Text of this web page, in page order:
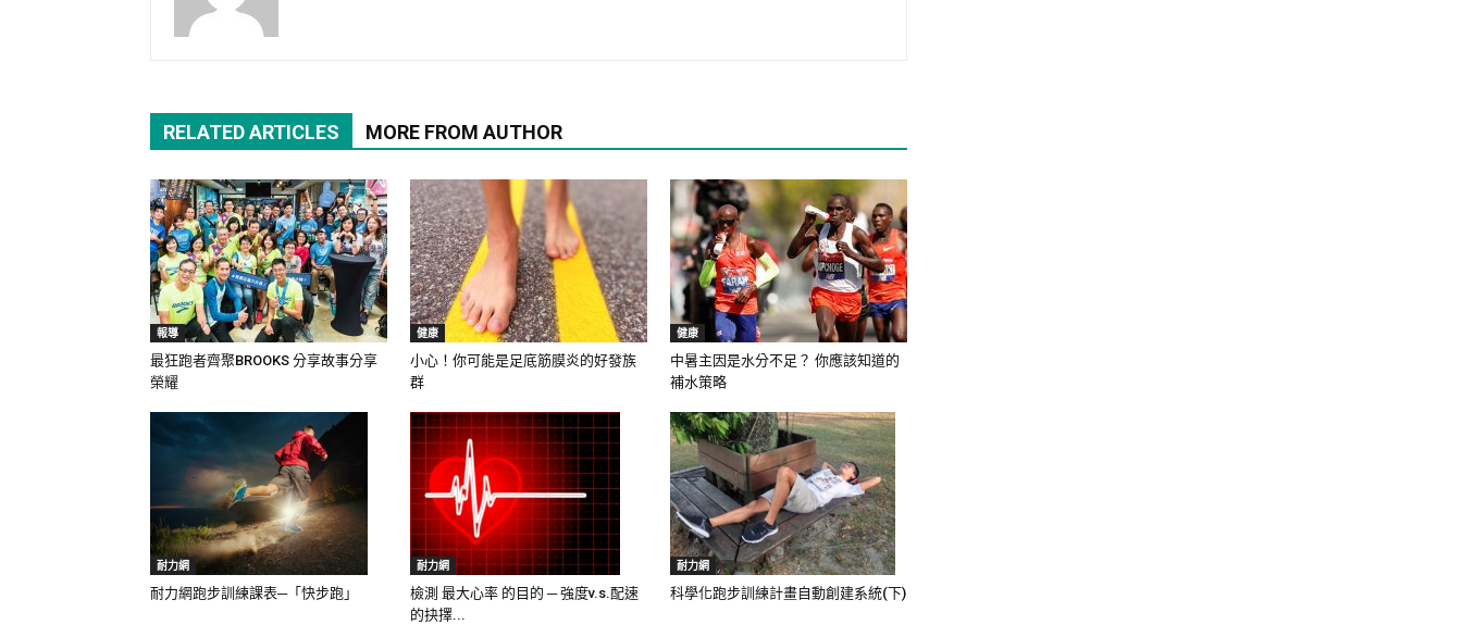
RELATED ARTICLES MORE FROM AUTHOR
報導
最狂跑者齊聚BROOKS 分享故事分享
榮耀
健康
小心！你可能是足底筋膜炎的好發族
群
健康
中暑主因是水分不足？ 你應該知道的
補水策略
耐力網
耐力網跑步訓練課表─「快步跑」
耐力網
檢測 最大心率 的目的 ─ 強度v.s.配速
的抉擇...
耐力網
科學化跑步訓練計畫自動創建系統(下)